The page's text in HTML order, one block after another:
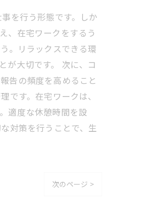
を行う形態です。しか
、在宅ワークをするう
。リラックスできる環
が大切です。 次に、コ
告の頻度を高めること
です。在宅ワークは、
適度な休憩時間を設
対策を行うことで、生
次のページ >